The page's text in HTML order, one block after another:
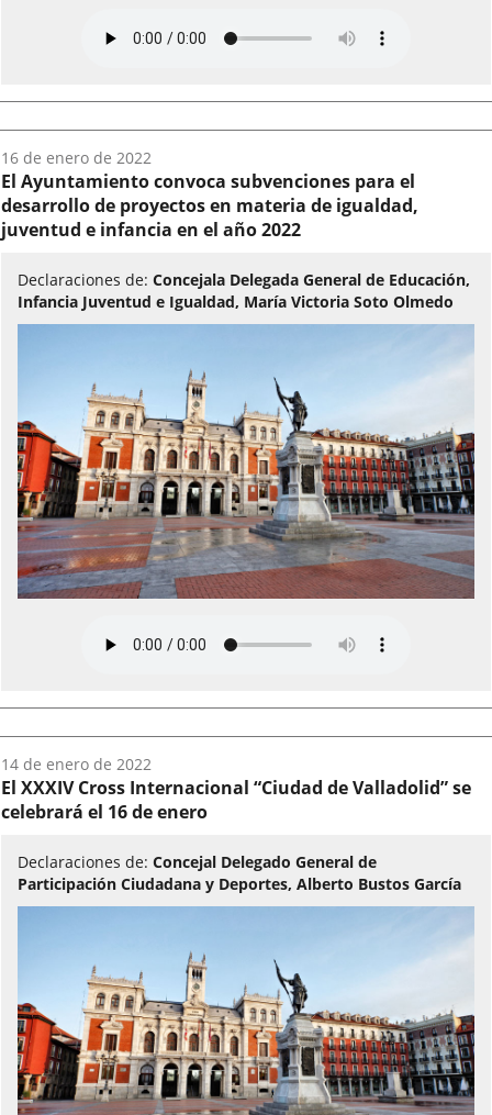
Fecha
del
audio:
16 de enero de 2022
El Ayuntamiento convoca subvenciones para el
desarrollo de proyectos en materia de igualdad,
juventud e infancia en el año 2022
Declaraciones de: Concejala Delegada General de Educación,
Infancia Juventud e Igualdad, María Victoria Soto Olmedo
Fecha
del
audio:
14 de enero de 2022
El XXXIV Cross Internacional “Ciudad de Valladolid” se
celebrará el 16 de enero
Declaraciones de: Concejal Delegado General de
Participación Ciudadana y Deportes, Alberto Bustos García